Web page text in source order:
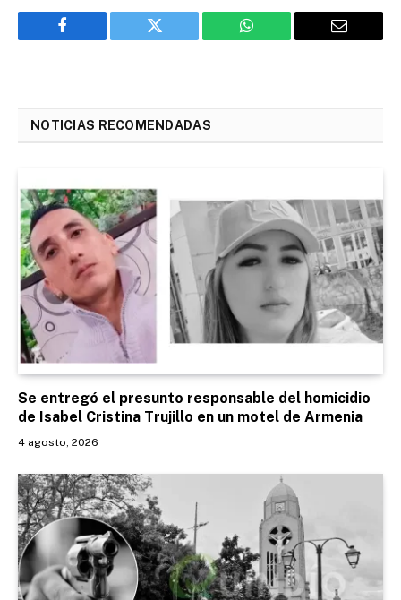
Facebook Twitter WhatsApp Email
NOTICIAS RECOMENDADAS
Se entregó el presunto responsable del homicidio
de Isabel Cristina Trujillo en un motel de Armenia
4 agosto, 2026